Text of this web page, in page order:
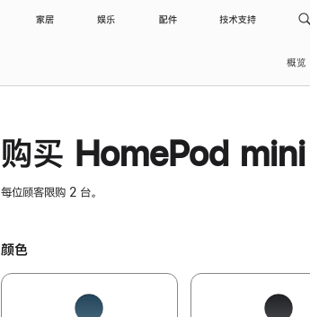
家居 娱乐 配件 技术支持
概览
购买 HomePod mini
每位顾客限购 2 台。
颜色